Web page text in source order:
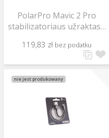
PolarPro Mavic 2 Pro
stabilizatoriaus užraktas /
119,83 zł bez podatku
nie jest produkowany